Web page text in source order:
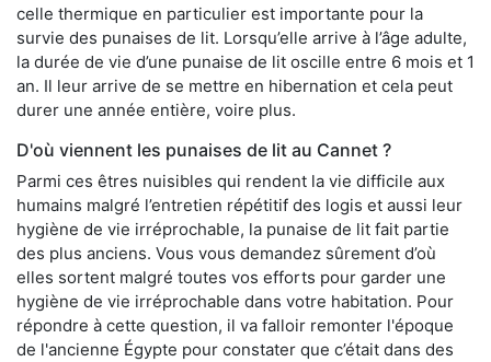
celle thermique en particulier est importante pour la
survie des punaises de lit. Lorsqu’elle arrive à l’âge adulte,
la durée de vie d’une punaise de lit oscille entre 6 mois et 1
an. Il leur arrive de se mettre en hibernation et cela peut
durer une année entière, voire plus.
D'où viennent les punaises de lit au Cannet ?
Parmi ces êtres nuisibles qui rendent la vie difficile aux
humains malgré l’entretien répétitif des logis et aussi leur
hygiène de vie irréprochable, la punaise de lit fait partie
des plus anciens. Vous vous demandez sûrement d’où
elles sortent malgré toutes vos efforts pour garder une
hygiène de vie irréprochable dans votre habitation. Pour
répondre à cette question, il va falloir remonter l'époque
de l'ancienne Égypte pour constater que c’était dans des